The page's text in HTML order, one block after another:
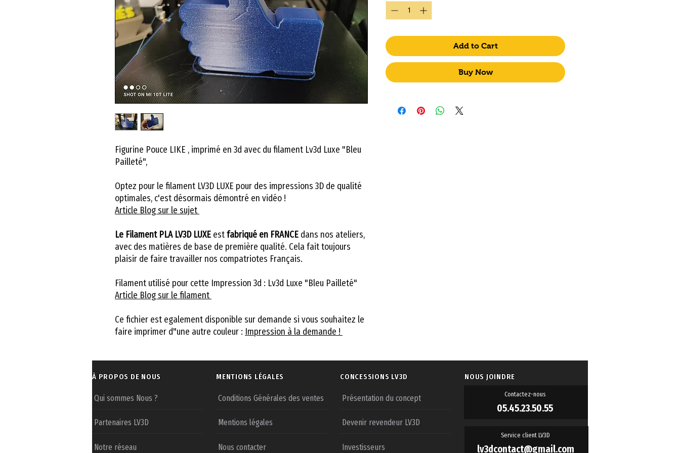
Figurine Pouce LIKE , imprimé en 3d avec du filament Lv3d Luxe "Bleu
Pailleté",
Optez pour le filament LV3D LUXE pour des impressions 3D de qualité
optimales, c'est désormais démontré en vidéo !
Article Blog sur le sujet
Le Filament PLA LV3D LUXE estfabriqué en FRANCE dans nos ateliers,
avec des matières de base de première qualité. Cela fait toujours
plaisir de faire travailler nos compatriotes Français.
Filament utilisé pour cette Impression 3d : Lv3d Luxe "Bleu Pailleté"
Article Blog sur le filament
Ce fichier est egalement disponible sur demande si vous souhaitez le
faire imprimer d"une autre couleur : Impression à la demande !
Add to Cart
Buy Now
À PROPOS DE NOUS
Qui sommes Nous ?
Partenaires LV3D
Notre réseau
MENTIONS LÉGALES
Conditions Générales des ventes
Mentions légales
Nous contacter
CONCESSIONS LV3D
Présentation du concept
Devenir revendeur LV3D
Investisseurs
NOUS JOINDRE
Contactez-nous
05.45.23.50.55
Service client LV3D
lv3dcontact@gmail.com